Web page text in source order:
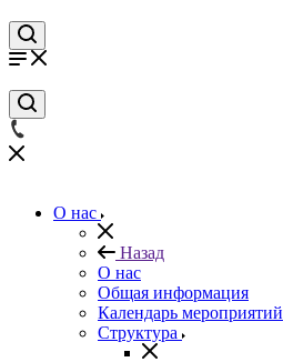
О нас
Назад
О нас
Общая информация
Календарь мероприятий
Структура